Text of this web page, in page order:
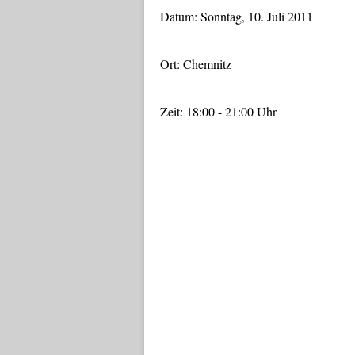
Datum: Sonntag, 10. Juli 2011
Ort: Chemnitz
Zeit: 18:00 - 21:00 Uhr